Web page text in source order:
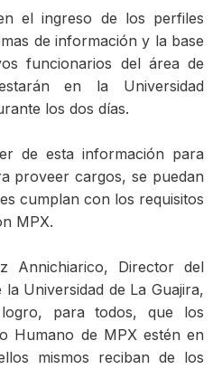
el ingreso de los perfiles
de información y la base
funcionarios del área de
en la Universidad
los dos días.
de esta información para
proveer cargos, se puedan
cumplan con los requisitos
MPX.
Annichiarico, Director del
Universidad de La Guajira,
para todos, que los
Humano de MPX estén en
mismos reciban de los